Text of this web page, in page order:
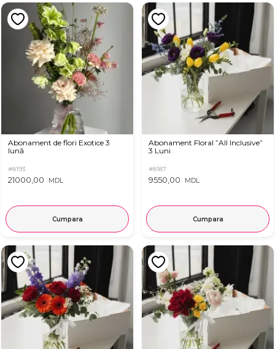
Abonament de flori Exotice 3
lună
#8193
21000,00 MDL
Cumpara
Abonament Floral ”All Inclusive”
3 Luni
#8187
9550,00 MDL
Cumpara